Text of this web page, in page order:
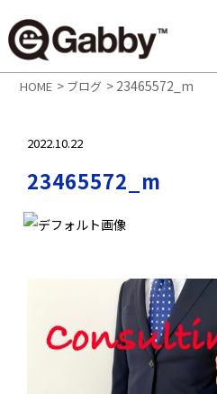
HOME > ブログ > 23465572_m
2022.10.22
23465572_m